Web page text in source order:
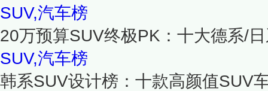
SUV,汽车榜
20万预算SUV终极PK：十大德系/
SUV,汽车榜
韩系SUV设计榜：十款高颜值SUV